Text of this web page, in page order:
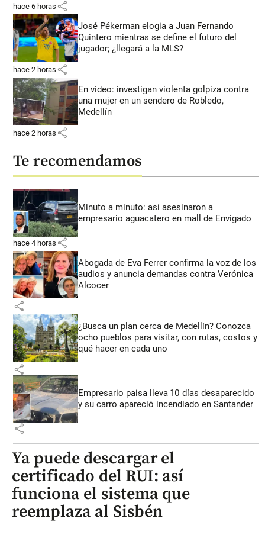
hace 6 horas share
José Pékerman elogia a Juan Fernando
Quintero mientras se define el futuro del
jugador; ¿llegará a la MLS?
hace 2 horas share
En video: investigan violenta golpiza contra
una mujer en un sendero de Robledo,
Medellín
hace 2 horas share
Te recomendamos
Minuto a minuto: así asesinaron a
empresario aguacatero en mall de Envigado
hace 4 horas share
Abogada de Eva Ferrer confirma la voz de los
audios y anuncia demandas contra Verónica
Alcocer
share
¿Busca un plan cerca de Medellín? Conozca
ocho pueblos para visitar, con rutas, costos y
qué hacer en cada uno
share
Empresario paisa lleva 10 días desaparecido
y su carro apareció incendiado en Santander
share
Ya puede descargar el
certificado del RUI: así
funciona el sistema que
reemplaza al Sisbén